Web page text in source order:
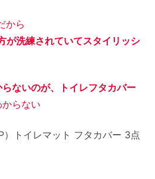
から
が洗練されていてスタイリッシ
ないのが、トイレフタカバー
らない